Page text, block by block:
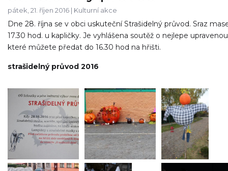
pátek, 21. říjen 2016 | Kulturní akce
Dne 28. října se v obci uskuteční Strašidelný průvod. Sraz
17.30 hod. u kapličky. Je vyhlášena soutěž o nejlepe
které můžete předat do 16.30 hod na hřišti.
strašidelný průvod 2016